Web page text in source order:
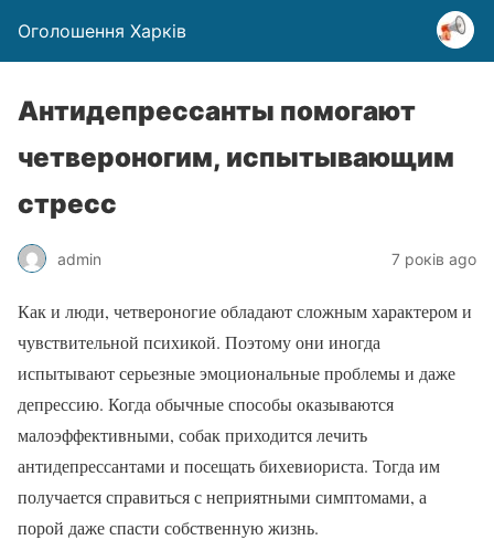
Оголошення Харків
Антидепрессанты помогают
четвероногим, испытывающим
стресс
admin 7 років ago
Как и люди, четвероногие обладают сложным характером и
чувствительной психикой. Поэтому они иногда
испытывают серьезные эмоциональные проблемы и даже
депрессию. Когда обычные способы оказываются
малоэффективными, собак приходится лечить
антидепрессантами и посещать бихевиориста. Тогда им
получается справиться с неприятными симптомами, а
порой даже спасти собственную жизнь.